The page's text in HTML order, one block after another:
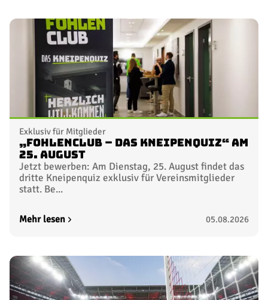
Exklusiv für Mitglieder
„FohlenClub – Das Kneipenquiz“ am
25. August
Jetzt bewerben: Am Dienstag, 25. August findet das
dritte Kneipenquiz exklusiv für Vereinsmitglieder
statt. Be...
Mehr lesen 05.08.2026